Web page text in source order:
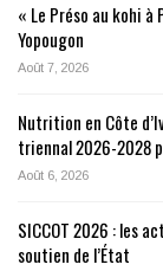
« Le Préso au kohi à
Yopougon
Août 7, 2026
Nutrition en Côte
triennal 2026-2028
Août 6, 2026
SICCOT 2026 : les
soutien de l’État